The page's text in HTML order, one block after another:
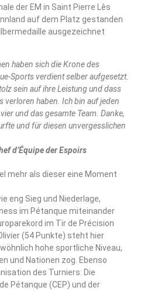
der EM in Saint Pierre Lès
auf dem Platz gestanden
ausgezeichnet
haben sich die Krone des
Sports verdient selber aufgesetzt.
sein auf ihre Leistung und dass
verloren haben. Ich bin auf jeden
und das gesamte Team. Danke,
und für diesen unvergesslichen
d’Équipe der Espoirs
mehr als dieser eine Moment
eng Sieg und Niederlage,
im Pétanque miteinander
im Tir de Précision
(54 Punkte) steht hier
hohe sportliche Niveau,
und Nationen zog. Ebenso
des Turniers: Die
Pétanque (CEP) und der